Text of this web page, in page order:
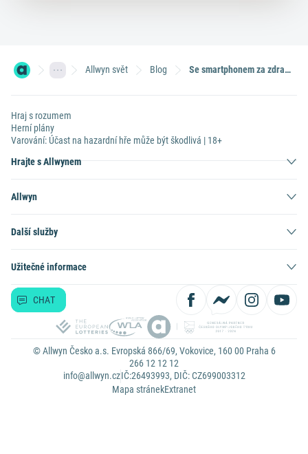
Allwyn svět Blog Se smartphonem za zdravější dětský chrup díky aplikaci Pokémon Smile
Hraj s rozumem
Herní plány
Varování: Účast na hazardní hře může být škodlivá | 18+
Hrajte s Allwynem
Allwyn
Další služby
Užitečné informace
CHAT
© Allwyn Česko a.s. Evropská 866/69, Vokovice, 160 00 Praha 6
266 12 12 12
info@allwyn.czIČ:26493993, DIČ: CZ699003312
Mapa stránekExtranet